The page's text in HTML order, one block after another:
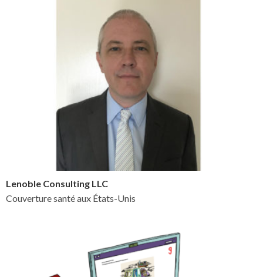
Lenoble Consulting LLC
Couverture santé aux États-Unis